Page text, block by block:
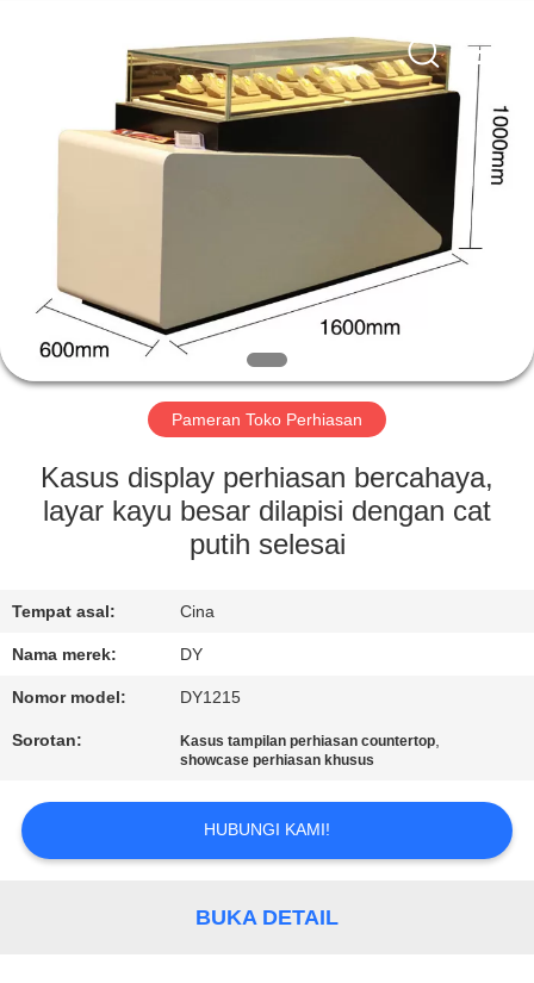
RUMAH
TENTANG
KAMI
TUR
PABRIK
KUALITAS
MINTA
KUTIPAN
COMPANY
NEWS
Pameran Toko Perhiasan
Kasus display perhiasan bercahaya,
layar kayu besar dilapisi dengan cat
putih selesai
Tempat asal: Cina
Nama merek: DY
Nomor model: DY1215
Sorotan: Kasus tampilan perhiasan countertop,
showcase perhiasan khusus
HUBUNGI KAMI!
BUKA DETAIL